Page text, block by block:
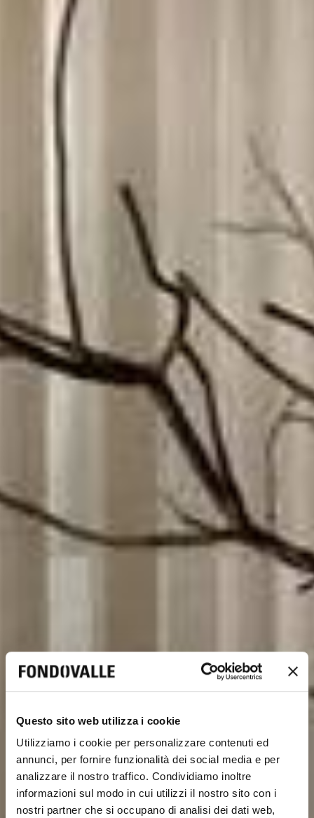
Questo sito web utilizza i cookie
Utilizziamo i cookie per personalizzare contenuti ed
annunci, per fornire funzionalità dei social media e per
analizzare il nostro traffico. Condividiamo inoltre
informazioni sul modo in cui utilizzi il nostro sito con i
nostri partner che si occupano di analisi dei dati web,